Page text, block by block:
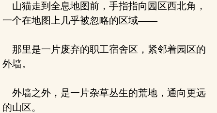
山猫走到全息地图前，手指指向园区西北角，
一个在地图上几乎被忽略的区域——
那里是一片废弃的职工宿舍区，紧邻着园区的
外墙。
外墙之外，是一片杂草丛生的荒地，通向更远
的山区。